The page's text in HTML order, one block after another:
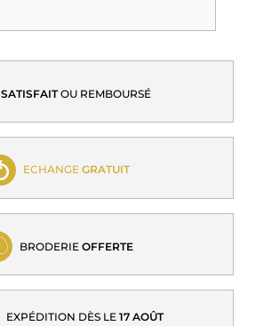
SATISFAITOU REMBOURSÉ
ECHANGE GRATUIT
BRODERIE OFFERTE
EXPÉDITION DÈS LE 17 AOÛT